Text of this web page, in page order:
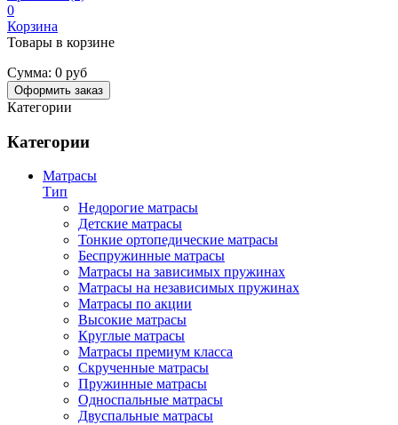
0
Корзина
Товары в корзине
Сумма: 0 руб
Оформить заказ
Категории
Категории
Матрасы
Тип
Недорогие матрасы
Детские матрасы
Тонкие ортопедические матрасы
Беспружинные матрасы
Матрасы на зависимых пружинах
Матрасы на независимых пружинах
Матрасы по акции
Высокие матрасы
Круглые матрасы
Матрасы премиум класса
Скрученные матрасы
Пружинные матрасы
Односпальные матрасы
Двуспальные матрасы